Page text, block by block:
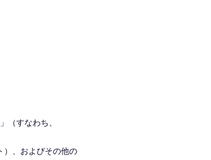
（すなわち、
）、およびその他の